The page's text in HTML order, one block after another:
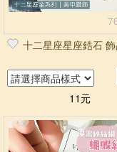
12#果綠色平底鑽
15#極光紫平底鑽
全部尺寸 F
十二星座星座鋯石
11元